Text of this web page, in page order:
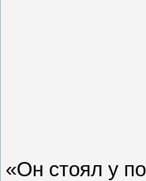
«Он стоял у